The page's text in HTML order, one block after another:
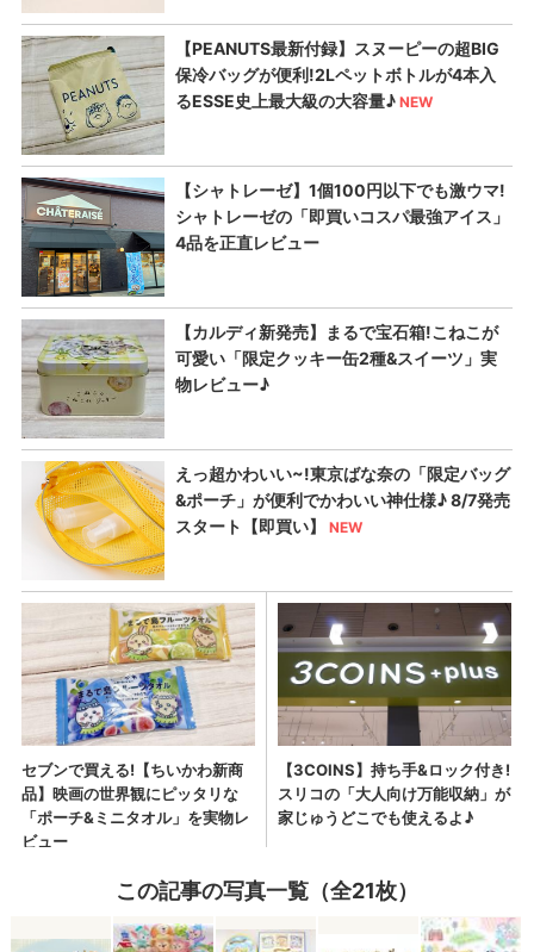
この記事の写真一覧（全21枚）